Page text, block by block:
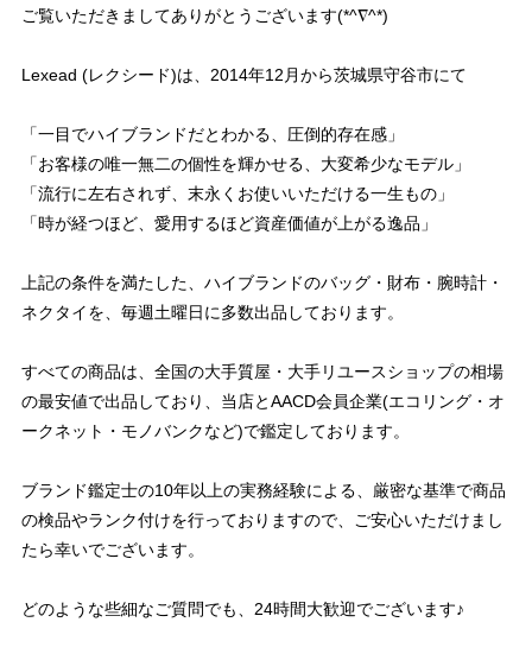
ご覧いただきましてありがとうございます(*^∇^*)
Lexead (レクシード)は、2014年12月から茨城県守谷市にて
「一目でハイブランドだとわかる、圧倒的存在感」
「お客様の唯一無二の個性を輝かせる、大変希少なモデル」
「流行に左右されず、末永くお使いいただける一生もの」
「時が経つほど、愛用するほど資産価値が上がる逸品」
上記の条件を満たした、ハイブランドのバッグ・財布・腕時計・
ネクタイを、毎週土曜日に多数出品しております。
すべての商品は、全国の大手質屋・大手リユースショップの相場
の最安値で出品しており、当店とAACD会員企業(エコリング・オ
ークネット・モノバンクなど)で鑑定しております。
ブランド鑑定士の10年以上の実務経験による、厳密な基準で商品
の検品やランク付けを行っておりますので、ご安心いただけまし
たら幸いでございます。
どのような些細なご質問でも、24時間大歓迎でございます♪